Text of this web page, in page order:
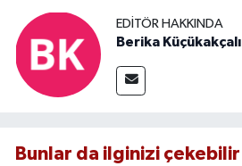
EDITÖR HAKKINDA
Berika Küçükakçalı
Bunlar da ilginizi çekebilir